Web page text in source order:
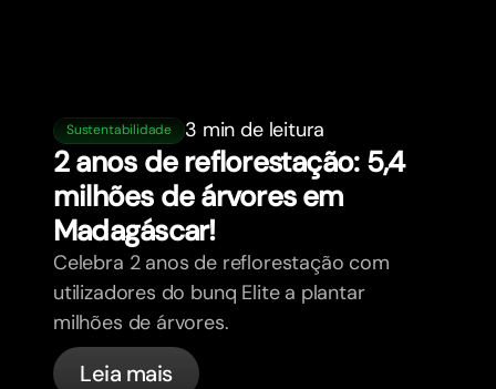
Sustentabilidade 3 min de leitura
2 anos de reflorestação: 5,4
milhões de árvores em
Madagáscar!
Celebra 2 anos de reflorestação com
utilizadores do bunq Elite a plantar
milhões de árvores.
Leia mais